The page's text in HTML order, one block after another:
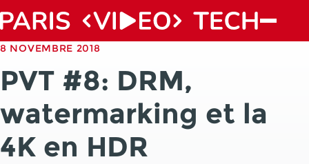
8 NOVEMBRE 2018
PVT #8: DRM,
watermarking et la
4K en HDR